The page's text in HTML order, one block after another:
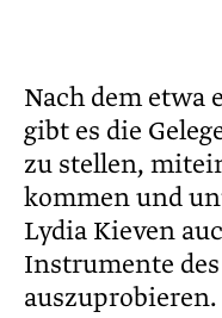
Nach dem etwa
gibt es die
zu stellen,
kommen und
Lydia Kieven
Instrumente
auszuprobieren.